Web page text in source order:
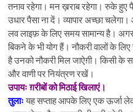
तनाव रहेगा। मन ख़राब रहेगा। रुके
उधार पैसा ना दें। व्यापार अच्छा चलेगा।
लव लाइफ़ के लिए समय सामान्य है। अगर
बिकने के भी योग हैं। नौकरी वालों के
है उनको नौकरी मिल जाऐग़ी। किसी
और वाणी पर नियंत्रण रखें।
उपायः ग़रीबों को मिठाई खिलाएं।
तुलाः यह सप्ताह आपके लिए एक ऊर्जा